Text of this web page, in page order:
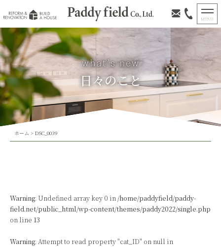
日々のこと
ホーム > DSC_0039
Warning: Undefined array key 0 in /home/paddyfield/paddy-
field.net/public_html/wp-content/themes/paddy2022/single.php
on line 13
Warning: Attempt to read property "cat_ID" on null in